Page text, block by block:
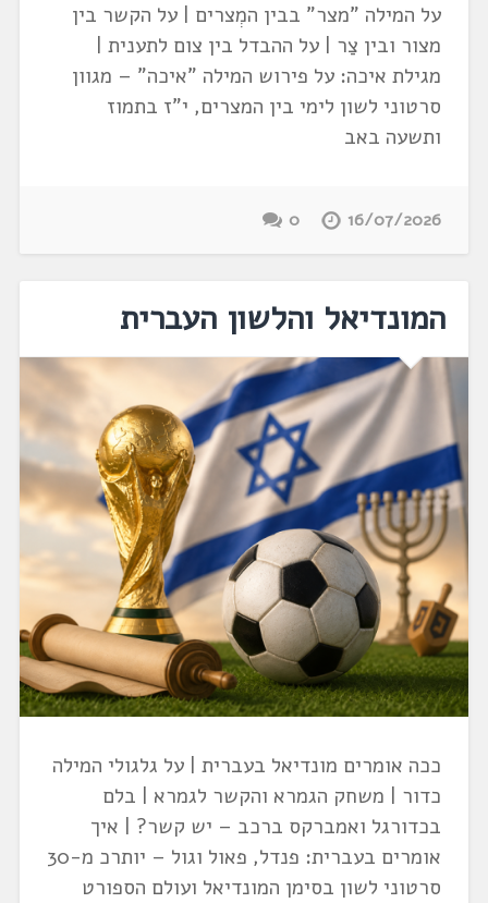
על המילה "מצר" בבין המְצרים | על הקשר בין
מצור ובין צַר | על ההבדל בין צום לתענית |
מגילת איכה: על פירוש המילה "איכה" – מגוון
סרטוני לשון לימי בין המצרים, י"ז בתמוז
ותשעה באב
16/07/2026
0
המונדיאל והלשון העברית
ככה אומרים מונדיאל בעברית | על גלגולי המילה
כדור | משחק הגמרא והקשר לגמרא | בלם
בכדורגל ואמברקס ברכב – יש קשר? | איך
אומרים בעברית: פנדל, פאול וגול – יותרכ מ-30
סרטוני לשון בסימן המונדיאל ועולם הספורט